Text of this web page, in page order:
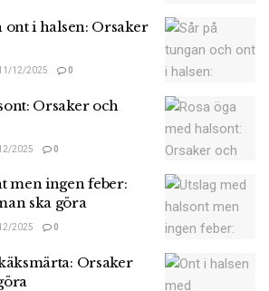
ont i halsen: Orsaker
12/2025 0
Orsaker och
2025 0
men ingen feber:
ska göra
2025 0
Orsaker